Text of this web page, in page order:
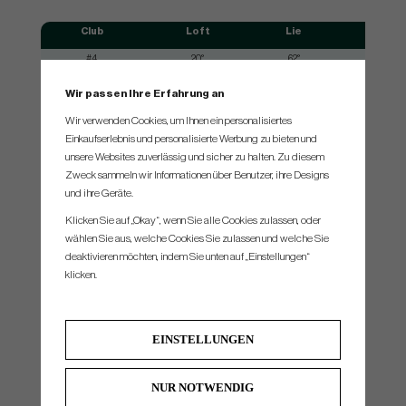
Club Loft Lie
#4 20° 62°
#7 29° 63.5°
#9
#PW 43° 64°
#W2
Swingweight might be slightly different.
Wir passen Ihre Erfahrung an
Wir verwenden Cookies, um Ihnen ein personalisiertes
Einkaufserlebnis und personalisierte Werbung zu bieten und
unsere Websites zuverlässig und sicher zu halten. Zu diesem
Zweck sammeln wir Informationen über Benutzer, ihre Designs
und ihre Geräte.
Klicken Sie auf „Okay“, wenn Sie alle Cookies zulassen, oder
wählen Sie aus, welche Cookies Sie zulassen und welche Sie
deaktivieren möchten, indem Sie unten auf „Einstellungen“
klicken.
EINSTELLUNGEN
NUR NOTWENDIG